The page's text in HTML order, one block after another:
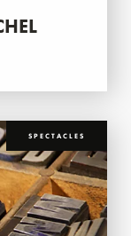
SPECTACLES